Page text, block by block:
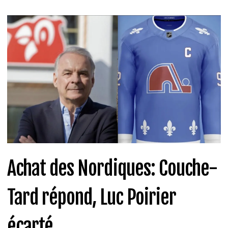
Achat des Nordiques: Couche-
Tard répond, Luc Poirier